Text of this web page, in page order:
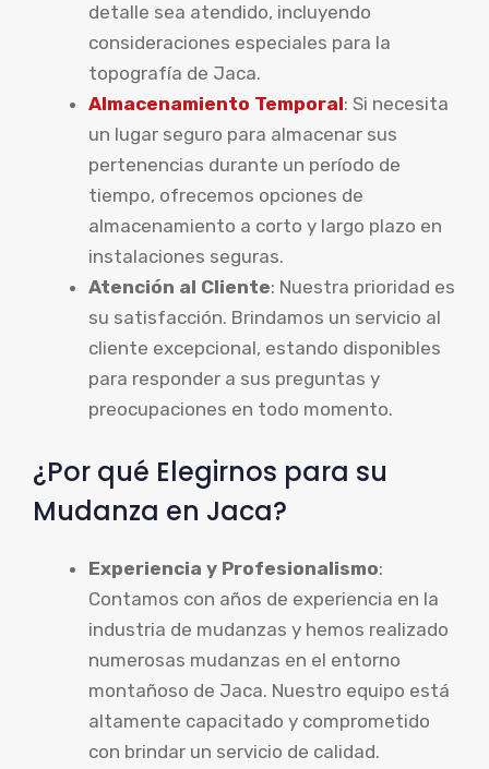
detalle sea atendido, incluyendo
consideraciones especiales para la
topografía de Jaca.
Almacenamiento Temporal: Si necesita
un lugar seguro para almacenar sus
pertenencias durante un período de
tiempo, ofrecemos opciones de
almacenamiento a corto y largo plazo en
instalaciones seguras.
Atención al Cliente: Nuestra prioridad es
su satisfacción. Brindamos un servicio al
cliente excepcional, estando disponibles
para responder a sus preguntas y
preocupaciones en todo momento.
¿Por qué Elegirnos para su
Mudanza en Jaca?
Experiencia y Profesionalismo:
Contamos con años de experiencia en la
industria de mudanzas y hemos realizado
numerosas mudanzas en el entorno
montañoso de Jaca. Nuestro equipo está
altamente capacitado y comprometido
con brindar un servicio de calidad.